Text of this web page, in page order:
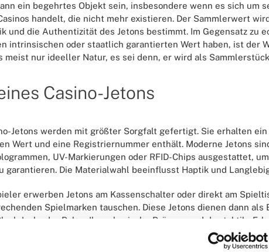
ein begehrtes Objekt sein, insbesondere wenn es sich um
handelt, die nicht mehr existieren. Der Sammlerwert
und die Authentizität des Jetons bestimmt. Im Gegensatz zu
intrinsischen oder staatlich garantierten Wert haben, ist der
meist nur ideeller Natur, es sei denn, er wird als
Casino-Jetons
Jetons werden mit größter Sorgfalt gefertigt. Sie erhalten
Wert und eine Registriernummer enthält. Moderne Jetons
UV-Markierungen oder RFID-Chips ausgestattet,
garantieren. Die Materialwahl beeinflusst Haptik und
erwerben Jetons am Kassenschalter oder direkt am
Spielmarken tauschen. Diese Jetons dienen dann als
Jack oder Poker. Ihre physische Präsenz und das taktile